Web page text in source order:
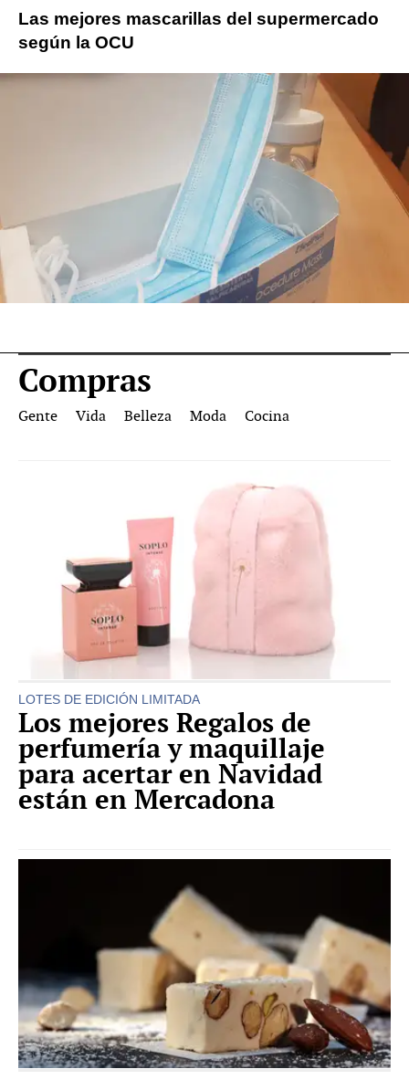
Las mejores mascarillas del supermercado
según la OCU
Compras
Gente Vida Belleza Moda Cocina
LOTES DE EDICIÓN LIMITADA
Los mejores Regalos de
perfumería y maquillaje
para acertar en Navidad
están en Mercadona